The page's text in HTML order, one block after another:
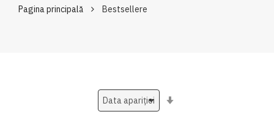
Pagina principală Bestsellere